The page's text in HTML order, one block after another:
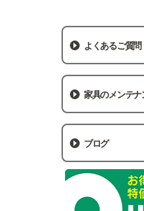
よくあるご質問
家具のメンテナ
ブログ